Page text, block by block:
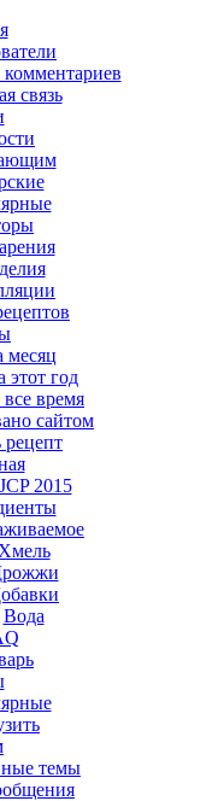
связь
год
время
сайтом
рецепт
2015
Хмель
Вода
темы